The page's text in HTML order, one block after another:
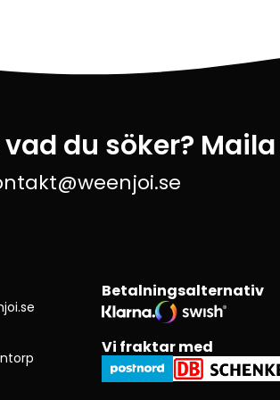
du söker?
Betalningsalternativ
Vi fraktar med